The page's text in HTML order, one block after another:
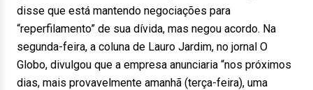
disse que está mantendo negociações para
“reperfilamento” de sua dívida, mas negou acordo. Na
segunda-feira, a coluna de Lauro Jardim, no jornal O
Globo, divulgou que a empresa anunciaria “nos próximos
dias, mais provavelmente amanhã (terça-feira), uma